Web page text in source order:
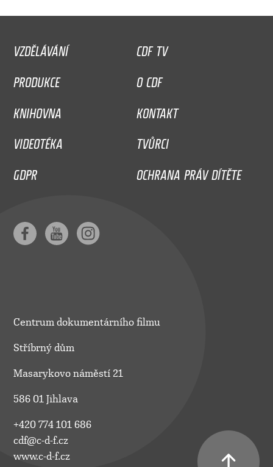
VZDĚLÁVÁNÍ
CDF TV
PRODUKCE
O CDF
KNIHOVNA
KONTAKT
VIDEOTÉKA
TVŮRCI
GDPR
OCHRANA PRÁV DÍTĚTE
Centrum dokumentárního filmu
Stříbrný dům
Masarykovo náměstí 21
586 01 Jihlava
+420 774 101 686
cdf@c-d-f.cz
www.c-d-f.cz